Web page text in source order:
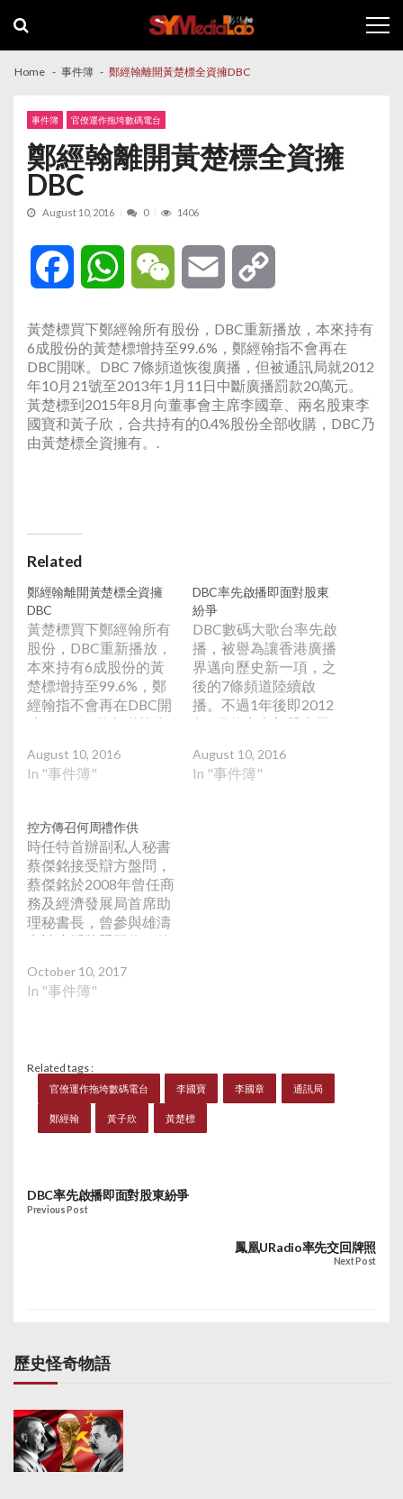
navigation
content
Home 事件簿 鄭經翰離開黃楚標全資擁DBC
事件簿 官僚運作拖垮數碼電台
鄭經翰離開黃楚標全資擁
DBC
August 10, 2016 0 1406
Facebook WhatsAppWeChat Email
黃楚標買下鄭經翰所有股份，DBC重新播放，本來持有
6成股份的黃楚標增持至99.6%，鄭經翰指不會再在
DBC開咪。DBC 7條頻道恢復廣播，但被通訊局就2012
年10月21號至2013年1月11日中斷廣播罰款20萬元。
黃楚標到2015年8月向董事會主席李國章、兩名股東李
國寶和黃子欣，合共持有的0.4%股份全部收購，DBC乃
由黃楚標全資擁有。.
Related
鄭經翰離開黃楚標全資擁
DBC
黃楚標買下鄭經翰所有
股份，DBC重新播放，
本來持有6成股份的黃
楚標增持至99.6%，鄭
經翰指不會再在DBC開
咪。DBC 7條頻道恢復
2012年10月21號至
2013年1月11日中斷廣
到2015年8月向董事會
主席李國章、兩名股東
李國寶和黃子欣，合共
持有的0.4%股份全部收
購，DBC乃由黃楚標全
資擁有。.
August 10, 2016
In "事件簿"
DBC率先啟播即面對股東
紛爭
DBC數碼大歌台率先啟
播，被譽為讓香港廣播
界邁向歷史新一項，之
後的7條頻道陸續啟
播。不過1年後即2012
年8月傳出內部股東發
寶、李國章、及黃子欣
等股東未按計劃注資及
August 10, 2016
In "事件簿"
控方傳召何周禮作供
時任特首辦副私人秘書
蔡傑銘接受辯方盤問，
蔡傑銘於2008年曾任商
務及經濟發展局首席助
理秘書長，曾參與雄濤
申請廣播牌照工作，他
向行會建議發牌。此
外，辯方提到於2010年
月發生馬尼拉人質事
件，曾蔭權也忙於與菲
律賓總統交涉，以協助
受影響的家庭；2011年
工作。蔡傑銘同意曾蔭
權公務繁忙，接待李克
上認識雄濤股東黃楚
標，但他當時不知道黃
有關。何周禮說，為東
海花園單位做工程前，
曾在公開活動見過曾蔭
權，惟私下無交流。至
October 10, 2017
In "事件簿"
Related tags :
官僚運作拖垮數碼電台 李國寶 李國章 通訊局
鄭經翰 黃子欣 黃楚標
DBC率先啟播即面對股東紛爭
Previous Post
鳳凰URadio率先交回牌照
Next Post
歷史怪奇物語